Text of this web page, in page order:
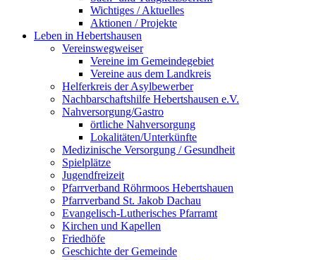
Wichtiges / Aktuelles
Aktionen / Projekte
Leben in Hebertshausen
Vereinswegweiser
Vereine im Gemeindegebiet
Vereine aus dem Landkreis
Helferkreis der Asylbewerber
Nachbarschaftshilfe Hebertshausen e.V.
Nahversorgung/Gastro
örtliche Nahversorgung
Lokalitäten/Unterkünfte
Medizinische Versorgung / Gesundheit
Spielplätze
Jugendfreizeit
Pfarrverband Röhrmoos Hebertshauen
Pfarrverband St. Jakob Dachau
Evangelisch-Lutherisches Pfarramt
Kirchen und Kapellen
Friedhöfe
Geschichte der Gemeinde